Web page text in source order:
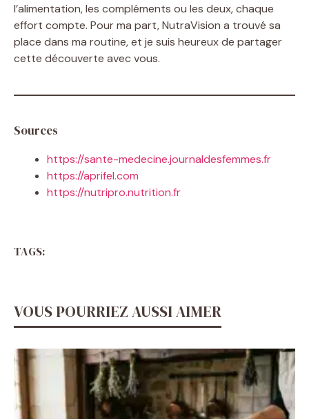
l’alimentation, les compléments ou les deux, chaque
effort compte. Pour ma part, NutraVision a trouvé sa
place dans ma routine, et je suis heureux de partager
cette découverte avec vous.
Sources
https://sante-medecine.journaldesfemmes.fr
https://aprifel.com
https://nutripro.nutrition.fr
TAGS:
VOUS POURRIEZ AUSSI AIMER